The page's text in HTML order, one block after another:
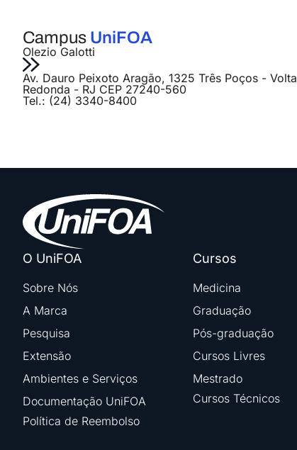
Campus UniFOA
Olezio Galotti
Av. Dauro Peixoto Aragão, 1325 Três Poços - Volta
Redonda - RJ CEP 27240-560
Tel.: (24) 3340-8400
O UniFOA
Sobre Nós
A Marca
Pesquisa
Extensão
Ambientes e Serviços
Documentação UniFOA
Política de Reembolso
Cursos
Medicina
Graduação
Pós-graduação
Cursos Livres
Mestrado
Cursos Técnicos